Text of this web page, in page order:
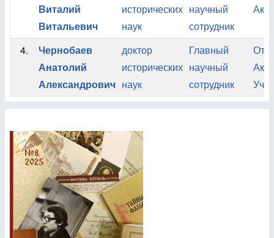
Виталий
Витальевич
исторических
наук
научный
сотрудник
4.
Чернобаев
Анатолий
Александрович
доктор
исторических
наук
Главный
научный
сотрудник